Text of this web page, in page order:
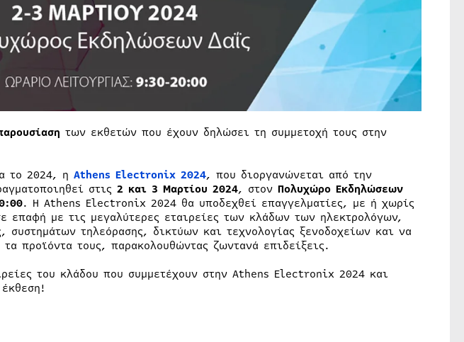
των εκθετών που έχουν δηλώσει τη συμμετοχή τους στην
το 2024, η Athens Electronix 2024, που διοργανώνεται από την
στις 2 και 3 Μαρτίου 2024, στον Πολυχώρο Εκδηλώσεων
. Η Athens Electronix 2024 θα υποδεχθεί επαγγελματίες, με ή χωρίς
επαφή με τις μεγαλύτερες εταιρείες των κλάδων των ηλεκτρολόγων,
συστημάτων τηλεόρασης, δικτύων και τεχνολογίας ξενοδοχείων και να
προϊόντα τους, παρακολουθώντας ζωντανά επιδείξεις.
του κλάδου που συμμετέχουν στην Athens Electronix 2024 και